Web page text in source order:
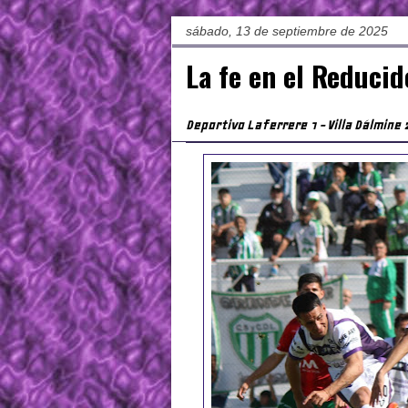
sábado, 13 de septiembre de 2025
La fe en el
Deportivo Laferrere 1 - Villa Dálmine